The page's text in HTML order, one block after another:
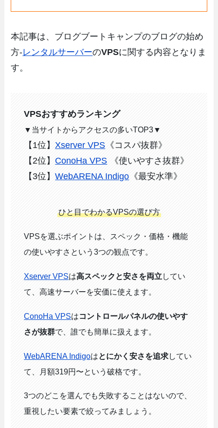
本記事は、ブログブートキャンプのブログの始め
方-レンタルサーバーのVPSに関する内容となりま
す。
VPSおすすめランキング
▼当サイトからアクセスの多いTOP3▼
【1位】Xserver VPS 《コスパ抜群》
【2位】 ConoHa VPS 《使いやすさ抜群》
【3位】WebARENA Indigo 《最安水準》
ひと目でわかるVPSの選び方
VPSを選ぶポイントは、スペック・価格・機能
の使いやすさという3つの観点です。
Xserver VPSは高スペックと安さを両立 してい
て、高速サーバーを安価に使えます。
ConoHa VPSはコントロールパネルの使いやす
さが抜群で、誰でも簡単に扱えます。
WebARENA Indigoは とにかく安さを追求してい
て、月額319円〜という破格です。
3つのどこを選んでも失敗することはないので、
重視したい要素で絞ってみましょう。